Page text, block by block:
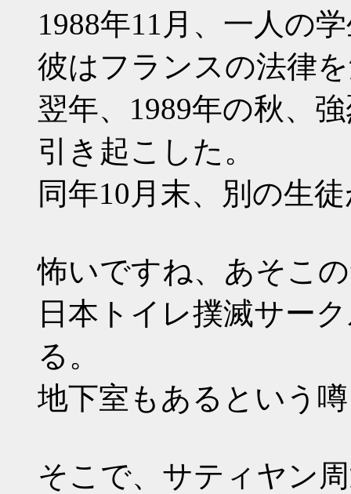
1988年11月、一人の
彼はフランスの法律
翌年、1989年の秋、
引き起こした。
同年10月末、別の生
怖いですね、あそこ
日本トイレ撲滅サー
る。
地下室もあるという
そこで、サティヤン